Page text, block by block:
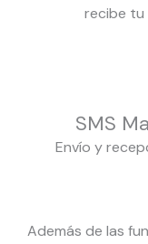
recibe tu
SMS
Envío y
Además de las